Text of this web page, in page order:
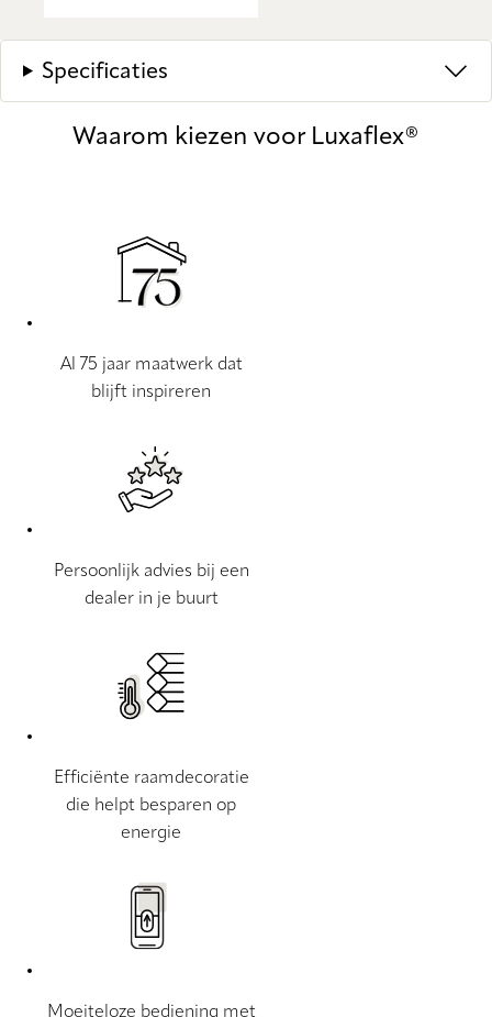
Specificaties
Waarom kiezen voor Luxaflex®
Al 75 jaar maatwerk dat
blijft inspireren
Persoonlijk advies bij een
dealer in je buurt
Efficiënte raamdecoratie
die helpt besparen op
energie
Moeiteloze bediening met